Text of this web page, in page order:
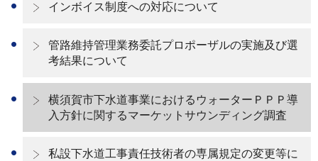
インボイス制度への対応について
管路維持管理業務委託プロポーザルの実施及び選
考結果について
横須賀市下水道事業におけるウォーターＰＰＰ導
入方針に関するマーケットサウンディング調査
私設下水道工事責任技術者の専属規定の変更等に